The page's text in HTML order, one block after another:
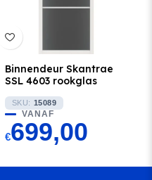
Binnendeur Skantrae
SSL 4603 rookglas
SKU: 15089
VANAF
€699,00